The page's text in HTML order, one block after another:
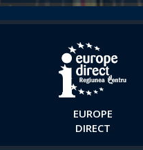
EUROPE
DIRECT